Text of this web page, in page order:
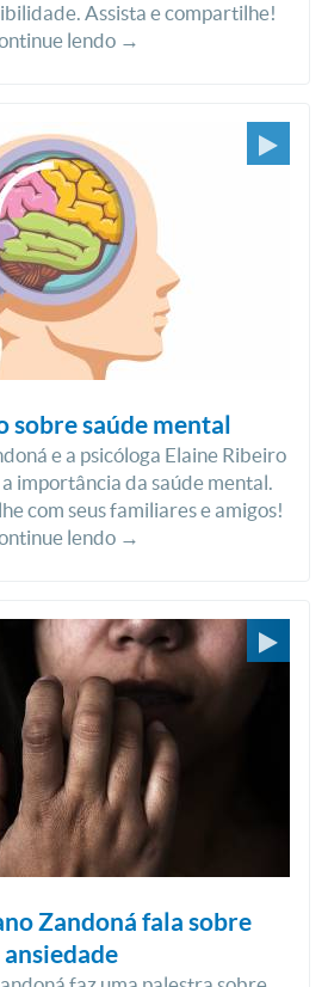
Assista e compartilhe!
lendo →
sobre saúde mental
e a psicóloga Elaine Ribeiro
importância da saúde mental.
com seus familiares e amigos!
lendo →
Zandoná fala sobre
ansiedade